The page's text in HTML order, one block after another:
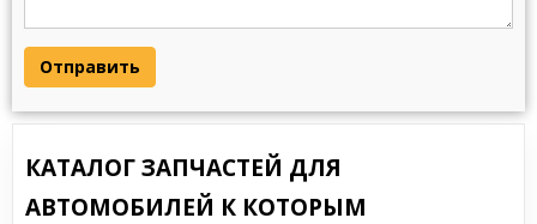
Отправить
КАТАЛОГ ЗАПЧАСТЕЙ ДЛЯ
АВТОМОБИЛЕЙ К КОТОРЫМ